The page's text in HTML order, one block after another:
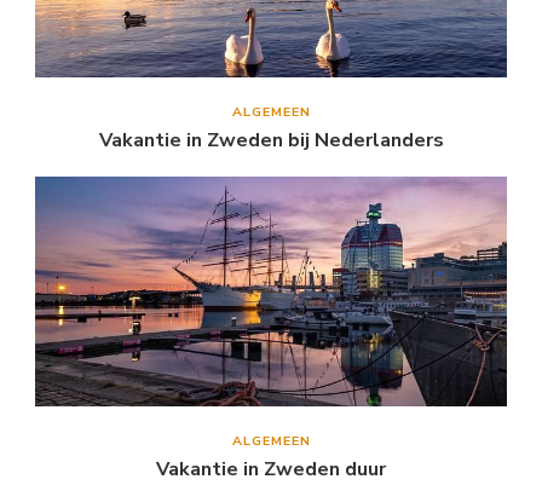
ALGEMEEN
Vakantie in Zweden bij Nederlanders
ALGEMEEN
Vakantie in Zweden duur